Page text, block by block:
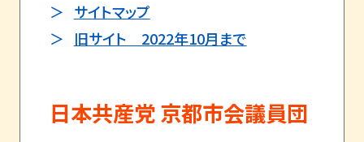
日本共産党 京都市会議員団
サイトマップ
旧サイト 2022年10月まで